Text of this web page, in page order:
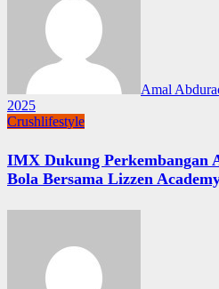
Amal
2025
Crushlifestyle
IMX Dukung Perkembangan
Bola Bersama Lizzen